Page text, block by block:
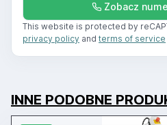
Zobacz
This website is protected by
privacy policy and terms of service
INNE PODOBNE